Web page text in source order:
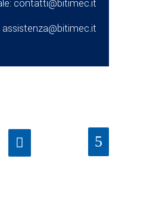
contatti@bitimec.it
assistenza@bitimec.it